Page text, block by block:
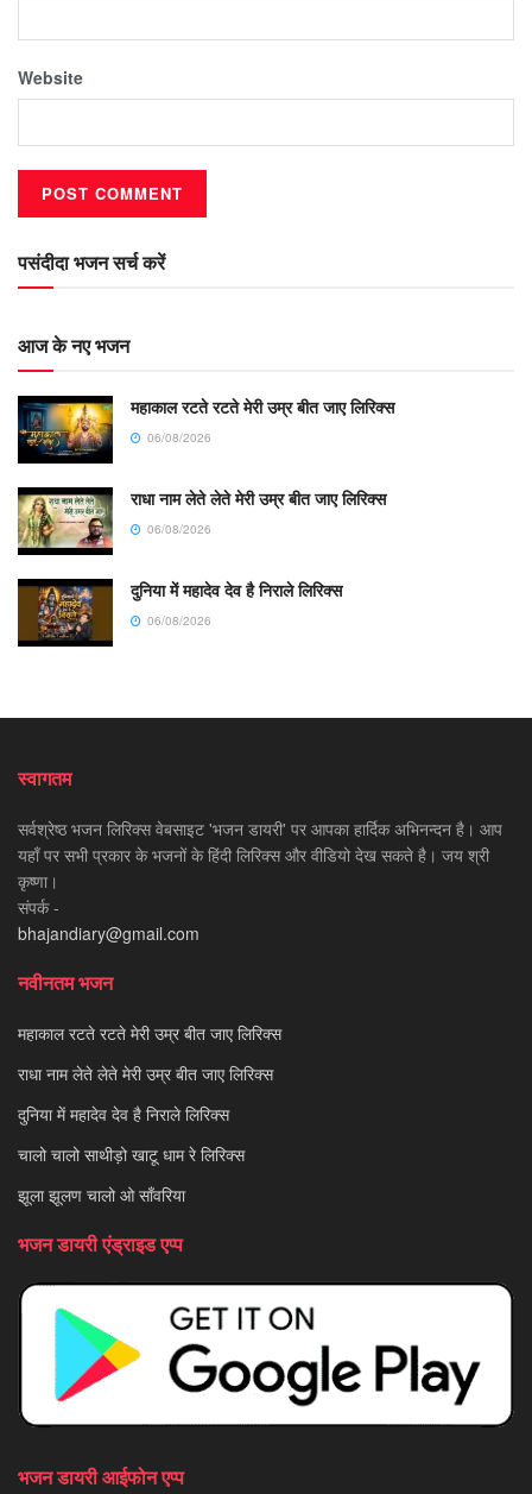
Website
पसंदीदा भजन सर्च करें
आज के नए भजन
महाकाल रटते रटते मेरी उम्र बीत जाए लिरिक्स
06/08/2026
राधा नाम लेते लेते मेरी उम्र बीत जाए लिरिक्स
06/08/2026
दुनिया में महादेव देव है निराले लिरिक्स
06/08/2026
स्वागतम
सर्वश्रेष्ठ भजन लिरिक्स वेबसाइट 'भजन डायरी' पर आपका हार्दिक अभिनन्दन है। आप
यहाँ पर सभी प्रकार के भजनों के हिंदी लिरिक्स और वीडियो देख सकते है। जय श्री
कृष्णा।
संपर्क -
bhajandiary@gmail.com
नवीनतम भजन
महाकाल रटते रटते मेरी उम्र बीत जाए लिरिक्स
राधा नाम लेते लेते मेरी उम्र बीत जाए लिरिक्स
दुनिया में महादेव देव है निराले लिरिक्स
चालो चालो साथीड़ो खाटू धाम रे लिरिक्स
झूला झूलण चालो ओ साँवरिया
भजन डायरी एंड्राइड एप्प
भजन डायरी आईफोन एप्प